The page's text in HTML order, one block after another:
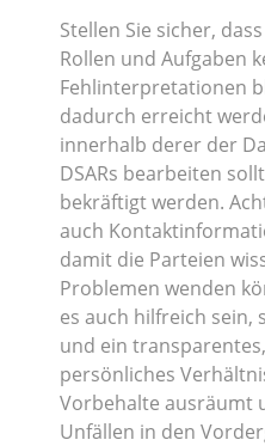
Stellen Sie sicher,
Rollen und Aufgaben
Fehlinterpretationen
dadurch erreicht
innerhalb derer der
DSARs bearbeiten
bekräftigt werden.
auch
damit die Parteien
Problemen wenden
es auch hilfreich sein,
und ein
persönliches
Vorbehalte ausräumt
Unfällen in den